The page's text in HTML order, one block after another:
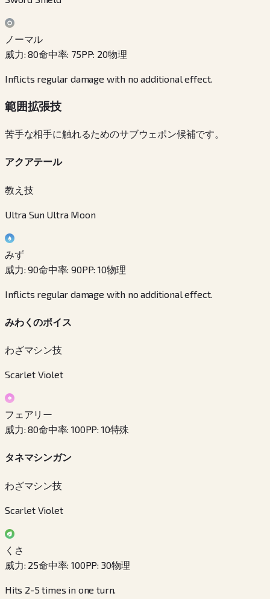
ノーマル
威力:80命中率: 75PP: 20物理
Inflicts regular damage with no additional effect.
範囲拡張技
苦手な相手に触れるためのサブウェポン候補です。
アクアテール
教え技
Ultra Sun Ultra Moon
みず
威力:90命中率:90PP:10物理
Inflicts regular damage with no additional effect.
みわくのボイス
わざマシン技
Scarlet Violet
フェアリー
威力:80命中率:100PP: 10特殊
タネマシンガン
わざマシン技
Scarlet Violet
くさ
威力: 25命中率:100PP: 30物理
Hits 2-5 times in one turn.